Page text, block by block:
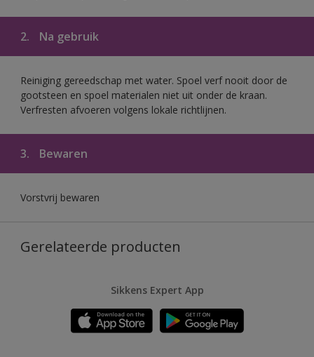
2. Na gebruik
Reiniging gereedschap met water. Spoel verf nooit door de
gootsteen en spoel materialen niet uit onder de kraan.
Verfresten afvoeren volgens lokale richtlijnen.
3. Bewaren
Vorstvrij bewaren
Gerelateerde producten
Sikkens Expert App